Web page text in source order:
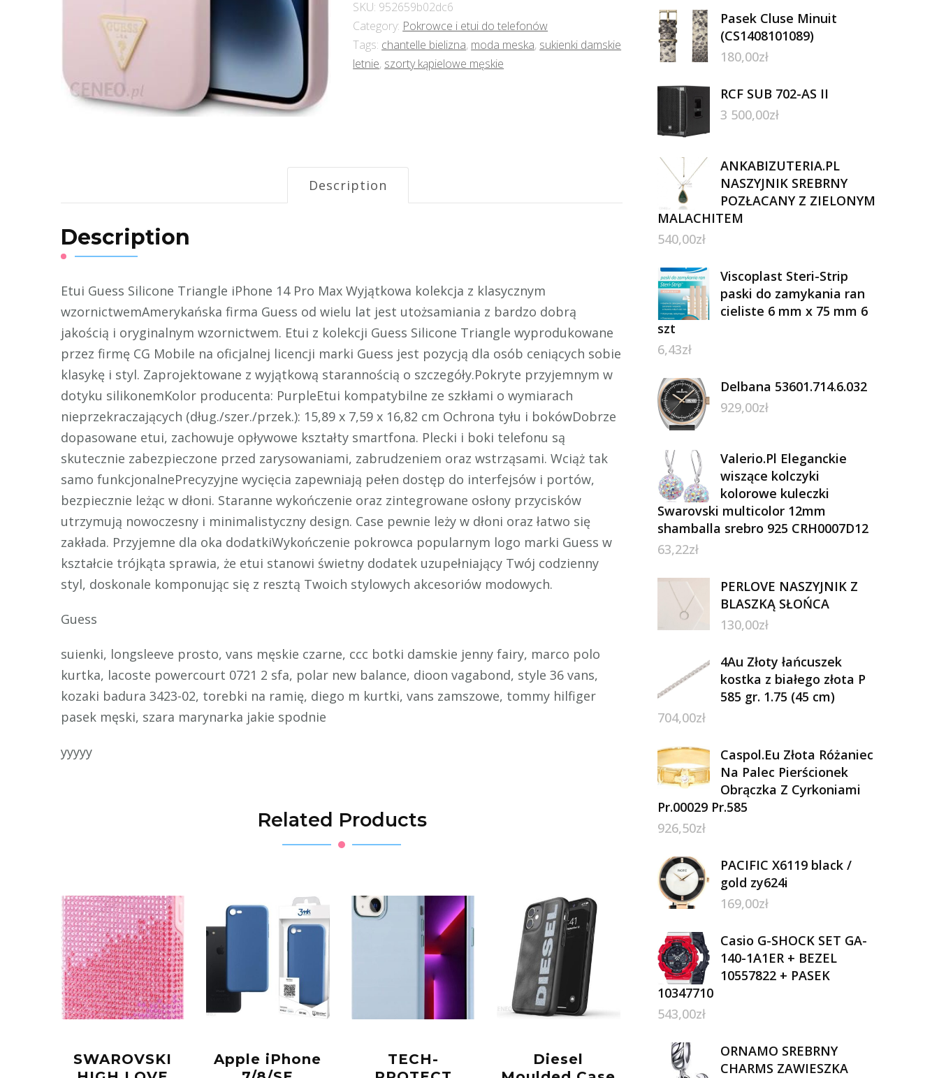
SKU: 952659b02dc6
Category: Pokrowce i etui do telefonów
Tags: chantelle bielizna, moda meska, sukienki damskie
letnie, szorty kąpielowe męskie
Description
Description
Etui Guess Silicone Triangle iPhone 14 Pro Max Wyjątkowa kolekcja z klasycznym
wzornictwemAmerykańska firma Guess od wielu lat jest utożsamiania z bardzo dobrą
jakością i oryginalnym wzornictwem. Etui z kolekcji Guess Silicone Triangle wyprodukowane
przez firmę CG Mobile na oficjalnej licencji marki Guess jest pozycją dla osób ceniących sobie
klasykę i styl. Zaprojektowane z wyjątkową starannością o szczegóły.Pokryte przyjemnym w
dotyku silikonemKolor producenta: PurpleEtui kompatybilne ze szkłami o wymiarach
nieprzekraczających (dług./szer./przek.): 15,89 x 7,59 x 16,82 cm Ochrona tyłu i bokówDobrze
dopasowane etui, zachowuje opływowe kształty smartfona. Plecki i boki telefonu są
skutecznie zabezpieczone przed zarysowaniami, zabrudzeniem oraz wstrząsami. Wciąż tak
samo funkcjonalnePrecyzyjne wycięcia zapewniają pełen dostęp do interfejsów i portów,
bezpiecznie leżąc w dłoni. Staranne wykończenie oraz zintegrowane osłony przycisków
utrzymują nowoczesny i minimalistyczny design. Case pewnie leży w dłoni oraz łatwo się
zakłada. Przyjemne dla oka dodatkiWykończenie pokrowca popularnym logo marki Guess w
kształcie trójkąta sprawia, że etui stanowi świetny dodatek uzupełniający Twój codzienny
styl, doskonale komponując się z resztą Twoich stylowych akcesoriów modowych.
Guess
suienki, longsleeve prosto, vans męskie czarne, ccc botki damskie jenny fairy, marco polo
kurtka, lacoste powercourt 0721 2 sfa, polar new balance, dioon vagabond, style 36 vans,
kozaki badura 3423-02, torebki na ramię, diego m kurtki, vans zamszowe, tommy hilfiger
pasek męski, szara marynarka jakie spodnie
yyyyy
Related Products
SWAROVSKI
Apple iPhone
TECH-
Diesel
Pasek Cluse Minuit
(CS1408101089)
180,00zł
RCF SUB 702-AS II
3 500,00zł
ANKABIZUTERIA.PL
NASZYJNIK SREBRNY
POZŁACANY Z ZIELONYM
MALACHITEM
540,00zł
Viscoplast Steri-Strip
paski do zamykania ran
cieliste 6 mm x 75 mm 6
szt
6,43zł
Delbana 53601.714.6.032
929,00zł
Valerio.Pl Eleganckie
wiszące kolczyki
kolorowe kuleczki
Swarovski multicolor 12mm
shamballa srebro 925 CRH0007D12
63,22zł
PERLOVE NASZYJNIK Z
BLASZKĄ SŁOŃCA
130,00zł
4Au Złoty łańcuszek
kostka z białego złota P
585 gr. 1.75 (45 cm)
704,00zł
Caspol.Eu Złota Różaniec
Na Palec Pierścionek
Obrączka Z Cyrkoniami
Pr.00029 Pr.585
926,50zł
PACIFIC X6119 black /
gold zy624i
169,00zł
Casio G-SHOCK SET GA-
140-1A1ER + BEZEL
10557822 + PASEK
10347710
543,00zł
ORNAMO SREBRNY
CHARMS ZAWIESZKA